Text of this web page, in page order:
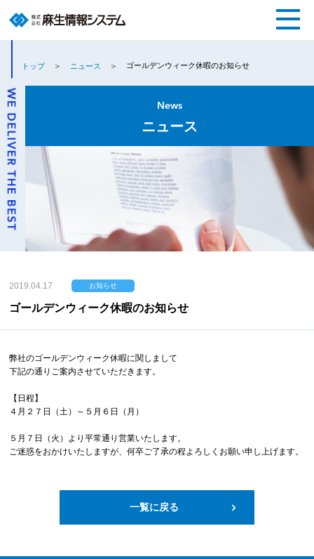
トップ ニュース ゴールデンウィーク休暇のお知らせ
News
ニュース
2019.04.17 お知らせ
ゴールデンウィーク休暇のお知らせ
弊社のゴールデンウィーク休暇に関しまして
下記の通りご案内させていただきます。
【日程】
４月２７日（土）～５月６日（月）
５月７日（火）より平常通り営業いたします。
ご迷惑をおかけいたしますが、何卒ご了承の程よろしくお願い申し上げます。
一覧に戻る